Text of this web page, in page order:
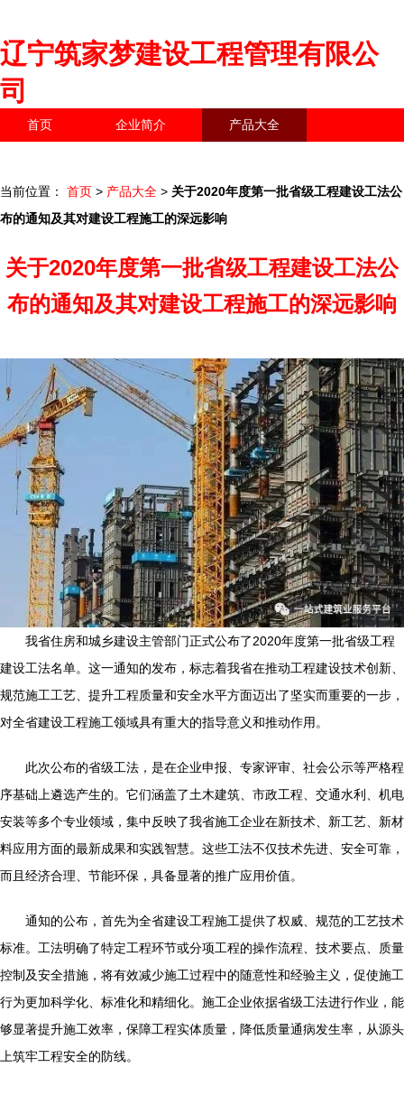
辽宁筑家梦建设工程管理有限公
司
首页 企业简介 产品大全
当前位置： 首页 > 产品大全 > 关于2020年度第一批省级工程建设工法公
布的通知及其对建设工程施工的深远影响
关于2020年度第一批省级工程建设工法公
布的通知及其对建设工程施工的深远影响
我省住房和城乡建设主管部门正式公布了2020年度第一批省级工程
建设工法名单。这一通知的发布，标志着我省在推动工程建设技术创新、
规范施工工艺、提升工程质量和安全水平方面迈出了坚实而重要的一步，
对全省建设工程施工领域具有重大的指导意义和推动作用。
此次公布的省级工法，是在企业申报、专家评审、社会公示等严格程
序基础上遴选产生的。它们涵盖了土木建筑、市政工程、交通水利、机电
安装等多个专业领域，集中反映了我省施工企业在新技术、新工艺、新材
料应用方面的最新成果和实践智慧。这些工法不仅技术先进、安全可靠，
而且经济合理、节能环保，具备显著的推广应用价值。
通知的公布，首先为全省建设工程施工提供了权威、规范的工艺技术
标准。工法明确了特定工程环节或分项工程的操作流程、技术要点、质量
控制及安全措施，将有效减少施工过程中的随意性和经验主义，促使施工
行为更加科学化、标准化和精细化。施工企业依据省级工法进行作业，能
够显著提升施工效率，保障工程实体质量，降低质量通病发生率，从源头
上筑牢工程安全的防线。